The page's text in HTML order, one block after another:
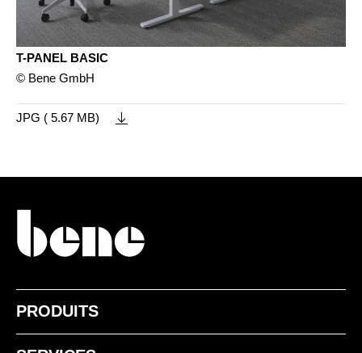
T-PANEL BASIC
© Bene GmbH
JPG ( 5.67 MB)
PRODUITS